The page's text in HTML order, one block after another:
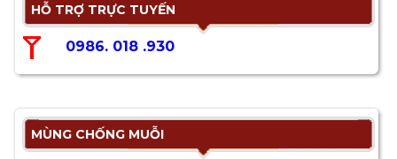
HỖ TRỢ TRỰC TUYẾN
0986. 018 .930
MÙNG CHỐNG MUỖI